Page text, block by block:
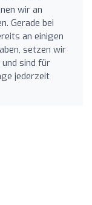
wir an
Gerade bei
an einigen
setzen wir
sind für
jederzeit